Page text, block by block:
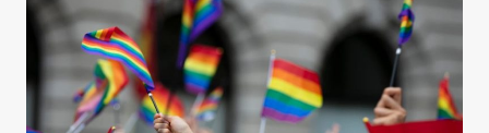
ЭКСПЛУАТАЦИОННЫХ
ПРАКТИК